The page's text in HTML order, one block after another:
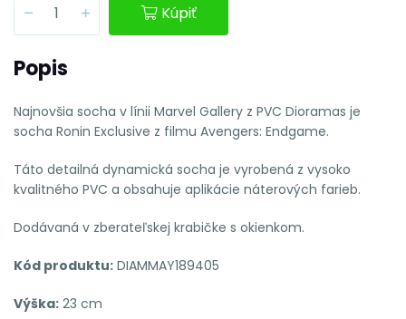
Kúpiť
Popis
Najnovšia socha v línii Marvel Gallery z PVC Dioramas je
socha Ronin Exclusive z filmu Avengers: Endgame.
Táto detailná dynamická socha je vyrobená z vysoko
kvalitného PVC a obsahuje aplikácie náterových farieb.
Dodávaná v zberateľskej krabičke s okienkom.
Kód produktu: DIAMMAY189405
Výška: 23 cm